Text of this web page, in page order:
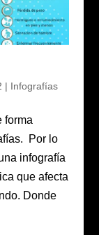
| Infografías
forma
Por lo
infografía
que afecta
Donde